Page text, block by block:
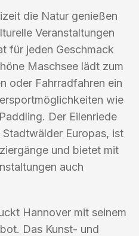
die Natur genießen
Veranstaltungen
für jeden Geschmack
Maschsee lädt zum
oder Fahrradfahren ein
wie
Der Eilenriede
Europas, ist
und bietet mit
auch
Hannover mit seinem
Das Kunst- und